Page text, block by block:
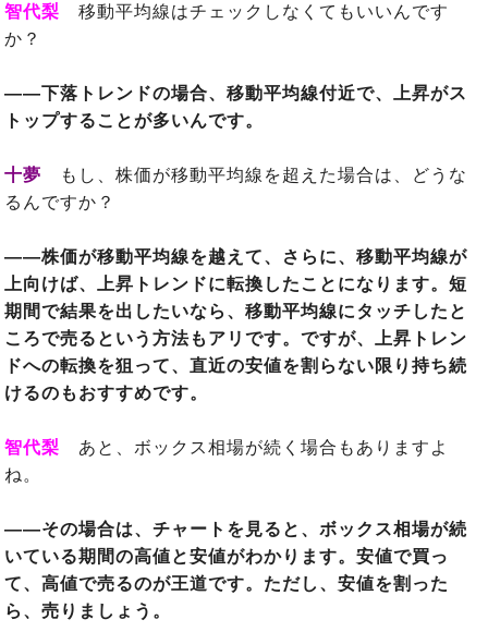
智代梨 移動平均線はチェックしなくてもいいんです
か？
――下落トレンドの場合、移動平均線付近で、上昇がス
トップすることが多いんです。
十夢 もし、株価が移動平均線を超えた場合は、どうな
るんですか？
――株価が移動平均線を越えて、さらに、移動平均線が
上向けば、上昇トレンドに転換したことになります。短
期間で結果を出したいなら、移動平均線にタッチしたと
ころで売るという方法もアリです。ですが、上昇トレン
ドへの転換を狙って、直近の安値を割らない限り持ち続
けるのもおすすめです。
智代梨 あと、ボックス相場が続く場合もありますよ
ね。
――その場合は、チャートを見ると、ボックス相場が続
いている期間の高値と安値がわかります。安値で買っ
て、高値で売るのが王道です。ただし、安値を割った
ら、売りましょう。